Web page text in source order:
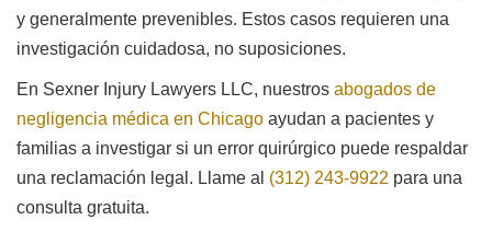
y generalmente prevenibles. Estos casos requieren una
investigación cuidadosa, no suposiciones.
En Sexner Injury Lawyers LLC, nuestros abogados de
negligencia médica en Chicago ayudan a pacientes y
familias a investigar si un error quirúrgico puede respaldar
una reclamación legal. Llame al (312) 243-9922 para una
consulta gratuita.